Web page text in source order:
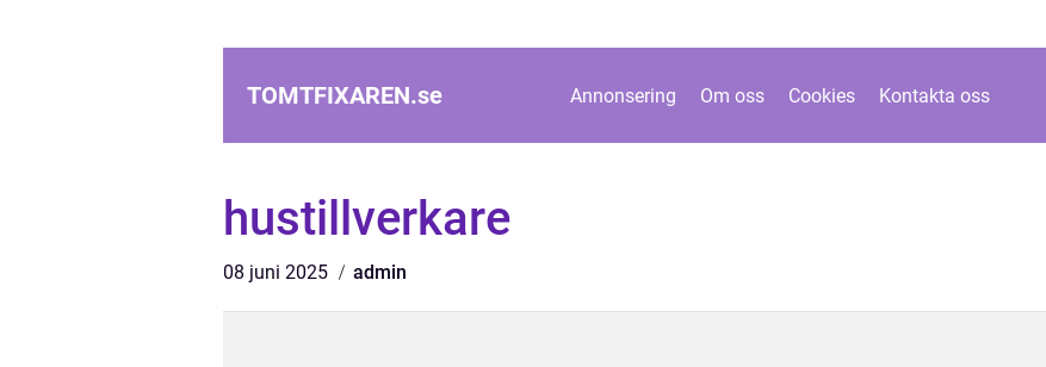
TOMTFIXAREN.se Annonsering Om oss Cookies Kontakta oss
hustillverkare
08 juni 2025 admin